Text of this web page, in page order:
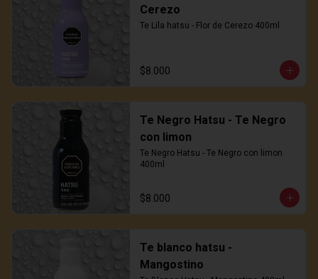
Cerezo
Te Lila hatsu - Flor de Cerezo 400ml
$8.000
Te Negro Hatsu - Te Negro
con limon
Te Negro Hatsu - Te Negro con limon
400ml
$8.000
Te blanco hatsu -
Mangostino